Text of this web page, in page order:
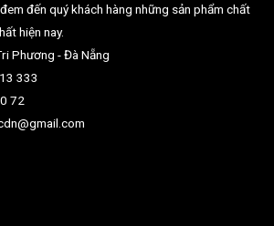
đến quý khách hàng những sản phẩm chất
hiện nay.
Phương - Đà Nẵng
333
72